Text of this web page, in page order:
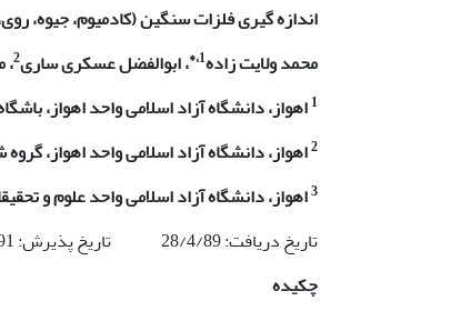
اندازه گیری فلزات سنگین (کادمیوم، جیوه،
محمد ولایت زاده1،*، ابوالفضل عسکری ساری2
1اهواز، دانشگاه آزاد اسلامی واحد اهواز،
2اهواز، دانشگاه آزاد اسلامی واحد اهواز،
3اهواز، دانشگاه آزاد اسلامی واحد علوم و
تاریخ دریافت: 28/4/89 تاریخ پذیرش: 22/1/91
چکیده